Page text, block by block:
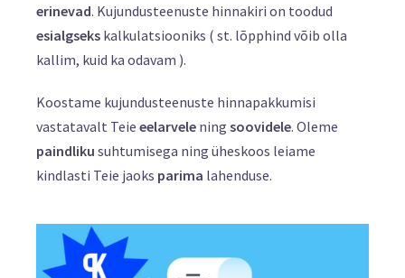
erinevad. Kujundusteenuste hinnakiri on toodud
esialgseks kalkulatsiooniks ( st. lõpphind võib olla
kallim, kuid ka odavam ).
Koostame kujundusteenuste hinnapakkumisi
vastatavalt Teie eelarvele ning soovidele. Oleme
paindliku suhtumisega ning üheskoos leiame
kindlasti Teie jaoks parima lahenduse.